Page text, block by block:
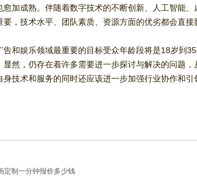
加成熟。伴随着数字技术的不断创新、人工智能、
，技术水平、团队素质、资源方面的优劣都会直接
和娱乐领域最重要的目标受众年龄段将是18岁到
然，仍存在着许多需要进一步探讨与解决的问题，
技术和服务的同时还应该进一步加强行业协作和引
定制一分钟报价多少钱